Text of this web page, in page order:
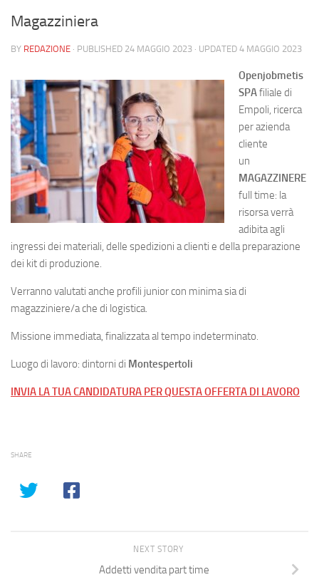
Magazziniera
BY REDAZIONE · PUBLISHED 24 MAGGIO 2023 · UPDATED 4 MAGGIO 2023
Openjobmetis
SPAfiliale di
Empoli, ricerca
per azienda
cliente
un
MAGAZZINERE
full time: la
risorsa verrà
adibita agli
ingressi dei materiali, delle spedizioni a clienti e della preparazione
dei kit di produzione.
Verranno valutati anche profili junior con minima sia di
magazziniere/a che di logistica.
Missione immediata, finalizzata al tempo indeterminato.
Luogo di lavoro: dintorni di Montespertoli
INVIA LA TUA CANDIDATURA PER QUESTA OFFERTA DI LAVORO
SHARE
NEXT STORY
Addetti vendita part time